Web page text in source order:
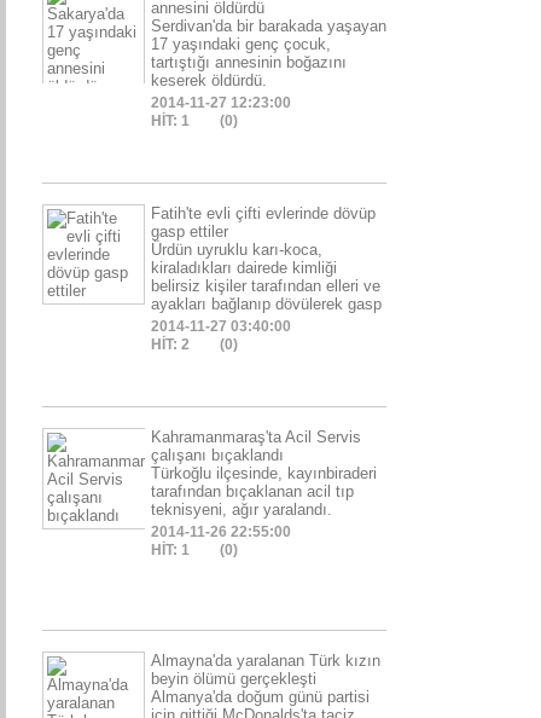
annesini öldürdü
Serdivan'da bir barakada yaşayan
17 yaşındaki genç çocuk,
tartıştığı annesinin boğazını
keserek öldürdü.
2014-11-27 12:23:00
HİT: 1
(0)
Fatih'te evli çifti evlerinde dövüp
gasp ettiler
Ürdün uyruklu karı-koca,
kiraladıkları dairede kimliği
belirsiz kişiler tarafından elleri ve
ayakları bağlanıp dövülerek gasp
2014-11-27 03:40:00
HİT: 2
(0)
Kahramanmaraş'ta Acil Servis
çalışanı bıçaklandı
Türkoğlu ilçesinde, kayınbiraderi
tarafından bıçaklanan acil tıp
teknisyeni, ağır yaralandı.
2014-11-26 22:55:00
HİT: 1
(0)
Almayna'da yaralanan Türk kızın
beyin ölümü gerçekleşti
Almanya'da doğum günü partisi